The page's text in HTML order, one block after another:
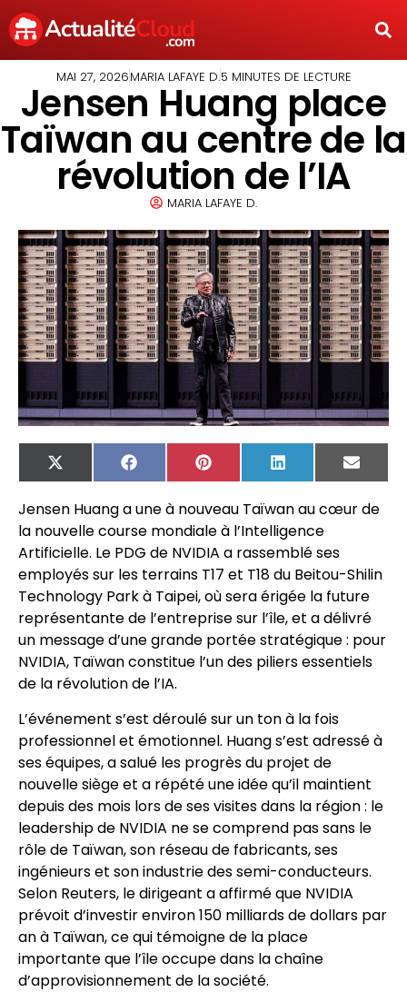
MAI 27, 2026MARIA LAFAYE D.5 MINUTES DE LECTURE
Jensen Huang place
Taïwan au centre de la
révolution de l’IA
MARIA LAFAYE D.
X
(Twitter)
FacebookPinterest LinkedIn
Email
Jensen Huang a une à nouveau Taïwan au cœur de
la nouvelle course mondiale à l’Intelligence
Artificielle. Le PDG de NVIDIA a rassemblé ses
employés sur les terrains T17 et T18 du Beitou-Shilin
Technology Park à Taipei, où sera érigée la future
représentante de l’entreprise sur l’île, et a délivré
un message d’une grande portée stratégique : pour
NVIDIA, Taïwan constitue l’un des piliers essentiels
de la révolution de l’IA.
L’événement s’est déroulé sur un ton à la fois
professionnel et émotionnel. Huang s’est adressé à
ses équipes, a salué les progrès du projet de
nouvelle siège et a répété une idée qu’il maintient
depuis des mois lors de ses visites dans la région : le
leadership de NVIDIA ne se comprend pas sans le
rôle de Taïwan, son réseau de fabricants, ses
ingénieurs et son industrie des semi-conducteurs.
Selon Reuters, le dirigeant a affirmé que NVIDIA
prévoit d’investir environ 150 milliards de dollars par
an à Taïwan, ce qui témoigne de la place
importante que l’île occupe dans la chaîne
d’approvisionnement de la société.